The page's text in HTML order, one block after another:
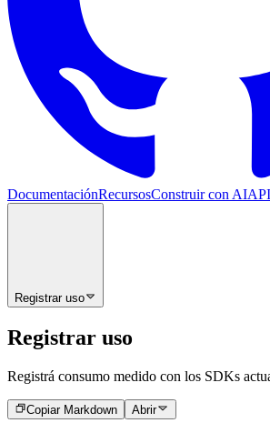
DocumentaciónRecursosConstruir con AI
Registrar uso
Registrar uso
Registrá consumo medido con los SDKs
Copiar Markdown Abrir